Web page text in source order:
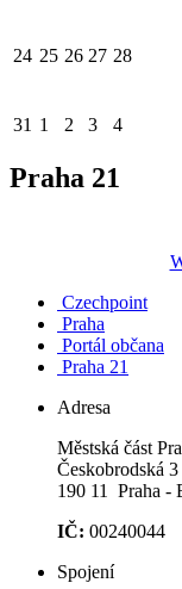
24 25 26 27 28
31 1 2 3 4
Praha 21
Czechpoint
Praha
Portál občana
Praha 21
Adresa
Městská část
Českobrodská 3
190 11 Praha -
IČ: 00240044
Spojení